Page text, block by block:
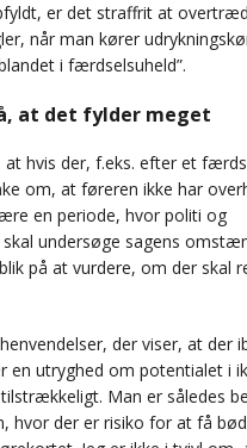
er det straffrit at
når man kører
i færdselsuheld”.
at det fylder meget
at hvis der, f.eks. efter et
om, at føreren ikke har
en periode, hvor politi og
undersøge sagens
på at vurdere, om der skal
der viser, at der
en utryghed om potentialet i
Man er således
hvor der er risiko for at få